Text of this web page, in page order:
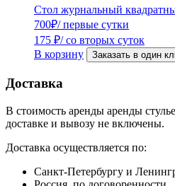
Стол журнальный
700₽/ первые сутки
175 ₽/ со вторых суток
В корзину
Заказать в один
Доставка
В стоимость аренды аренды
доставке и вывозу не включены.
Доставка осуществляется по:
Санкт-Петербургу и